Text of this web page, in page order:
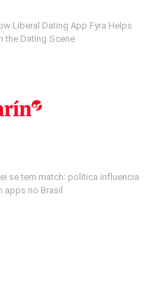
Liberal Dating App Fyra Helps
the Dating Scene
se tem match: política influencia
apps no Brasil